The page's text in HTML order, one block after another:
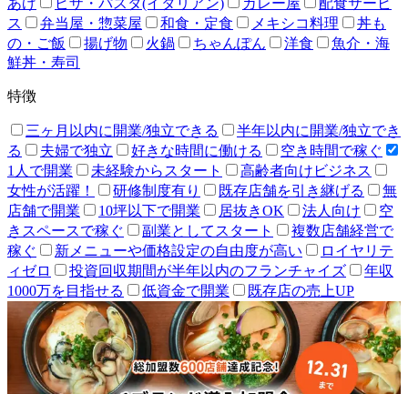
ス
弁当屋・惣菜屋 和食・定食 メキシコ料理
丼も
の・ご飯
揚げ物 火鍋 ちゃんぽん 洋食
魚介・海
鮮丼・寿司
特徴
三ヶ月以内に開業/独立できる
半年以内に開業/独立でき
る
夫婦で独立 好きな時間に働ける
空き時間で稼ぐ
1人で開業
未経験からスタート
高齢者向けビジネス
女性が活躍！
研修制度有り 既存店舗を引き継げる
無
店舗で開業
10坪以下で開業 居抜きOK 法人向け
空
きスペースで稼ぐ
副業としてスタート
複数店舗経営で
稼ぐ
新メニューや価格設定の自由度が高い
ロイヤリテ
ィゼロ
投資回収期間が半年以内のフランチャイズ
年収
1000万を目指せる
低資金で開業 既存店の売上UP